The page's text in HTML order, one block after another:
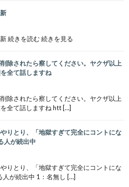
続きを読む 続きを見る
除されたら察してください。ヤクザ以上
全て話しますね
除されたら察してください。ヤクザ以上
全て話しますね htt […]
りとり、「地獄すぎて完全にコントにな
人が続出中
りとり、「地獄すぎて完全にコントにな
が続出中 1：名無し […]